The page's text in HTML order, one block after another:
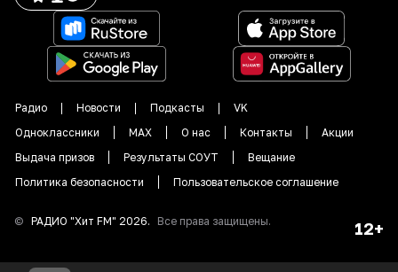
Радио Новости Подкасты
VK
Одноклассники
MAX О нас Контакты
Акции
Выдача призов
Результаты СОУТ
Вещание
Политика безопасности
Пользовательское соглашение
© РАДИО "Хит FM" 2026. Все права защищены. 12+